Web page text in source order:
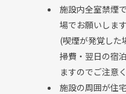
施設内全室禁煙
場でお願いします
(喫煙が発覚した
掃費・翌日の宿
ますのでご注意
施設の周囲が住